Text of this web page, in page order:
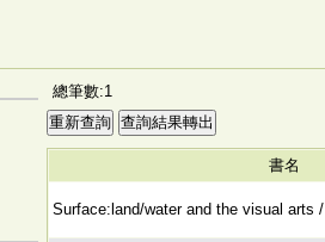
總筆數:1
書名
Surface:land/water and the visual arts /